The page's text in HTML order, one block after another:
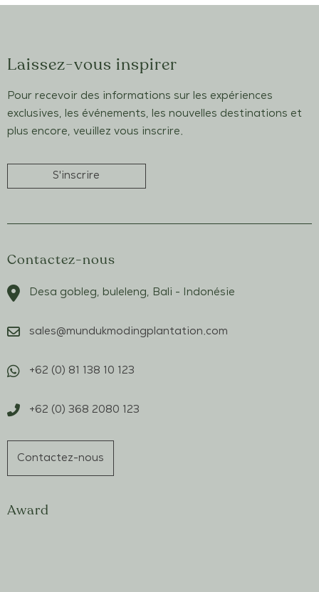
Laissez-vous inspirer
Pour recevoir des informations sur les expériences
exclusives, les événements, les nouvelles destinations et
plus encore, veuillez vous inscrire.
S'inscrire
Contactez-nous
Desa gobleg, buleleng, Bali - Indonésie
sales@mundukmodingplantation.com
+62 (0) 81 138 10 123
+62 (0) 368 2080 123
Contactez-nous
Award